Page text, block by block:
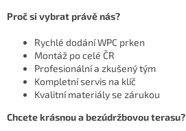
Proč si vybrat právě nás?
Rychlé dodání WPC prken
Montáž po celé ČR
Profesionální a zkušený tým
Kompletní servis na klíč
Kvalitní materiály se zárukou
Chcete krásnou a bezúdržbovou terasu?